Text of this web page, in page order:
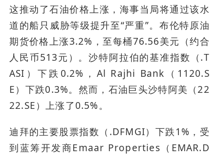
这推动了石油价格上涨，海事当局将通过该水
道的船只威胁等级提升至“严重”。布伦特原油
期货价格上涨3.2%，至每桶76.56美元（约合
人民币513元）。沙特阿拉伯的基准指数（.T
ASI）下跌0.2%，Al Rajhi Bank（1120.S
E）下跌0.3%。然而，石油巨头沙特阿美（22
22.SE）上涨了0.5%。
迪拜的主要股票指数（.DFMGI）下跌1%，受
到蓝筹开发商Emaar Properties（EMAR.D